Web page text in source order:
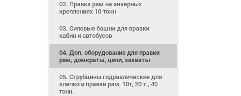
02. Правка рам на анкерных
креплениях 10 тонн
03. Силовые башни для правки
кабин и автобусов
04. Доп. оборудование для правки
рам, домкраты, цепи, захваты
05. Струбцины гидравлические для
клепки и правки рам, 10т, 20 т., 40
тонн.